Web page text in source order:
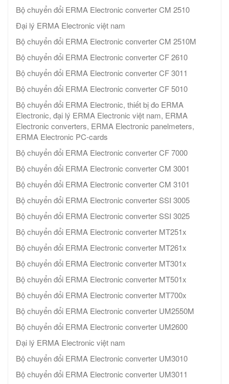
Bộ chuyển đổi ERMA Electronic converter CM 2510
Đại lý ERMA Electronic việt nam
Bộ chuyển đổi ERMA Electronic converter CM 2510M
Bộ chuyển đổi ERMA Electronic converter CF 2610
Bộ chuyển đổi ERMA Electronic converter CF 3011
Bộ chuyển đổi ERMA Electronic converter CF 5010
Bộ chuyển đổi ERMA Electronic, thiết bị đo ERMA
Electronic, đại lý ERMA Electronic việt nam, ERMA
Electronic converters, ERMA Electronic panelmeters,
ERMA Electronic PC-cards
Bộ chuyển đổi ERMA Electronic converter CF 7000
Bộ chuyển đổi ERMA Electronic converter CM 3001
Bộ chuyển đổi ERMA Electronic converter CM 3101
Bộ chuyển đổi ERMA Electronic converter SSI 3005
Bộ chuyển đổi ERMA Electronic converter SSI 3025
Bộ chuyển đổi ERMA Electronic converter MT251x
Bộ chuyển đổi ERMA Electronic converter MT261x
Bộ chuyển đổi ERMA Electronic converter MT301x
Bộ chuyển đổi ERMA Electronic converter MT501x
Bộ chuyển đổi ERMA Electronic converter MT700x
Bộ chuyển đổi ERMA Electronic converter UM2550M
Bộ chuyển đổi ERMA Electronic converter UM2600
Đại lý ERMA Electronic việt nam
Bộ chuyển đổi ERMA Electronic converter UM3010
Bộ chuyển đổi ERMA Electronic converter UM3011